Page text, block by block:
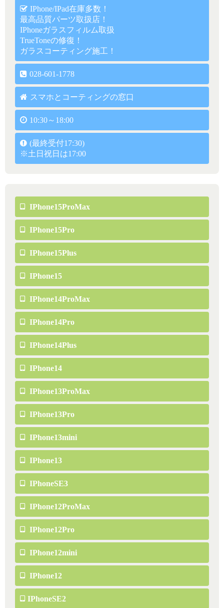
IPhone/iPad在庫多数！
最高品質パーツ取扱店！
IPhoneガラスフィルム取扱
TrueToneの修復！
ガラスコーティング施工！
028-601-1778
スマホとコーティングの窓口
10:30～18:00
(最終受付17:30)
※土日祝日は17:00
IPhone15ProMax
IPhone15Pro
IPhone15Plus
IPhone15
IPhone14ProMax
IPhone14Pro
IPhone14Plus
IPhone14
IPhone13ProMax
IPhone13Pro
IPhone13mini
IPhone13
IPhoneSE3
IPhone12ProMax
IPhone12Pro
IPhone12mini
IPhone12
IPhoneSE2